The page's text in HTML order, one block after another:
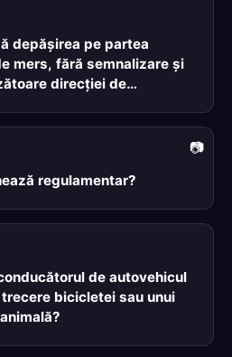
depăşirea pe partea
mers, fără semnalizare şi
direcţiei de
regulamentar?
de autovehicul
bicicletei sau unui